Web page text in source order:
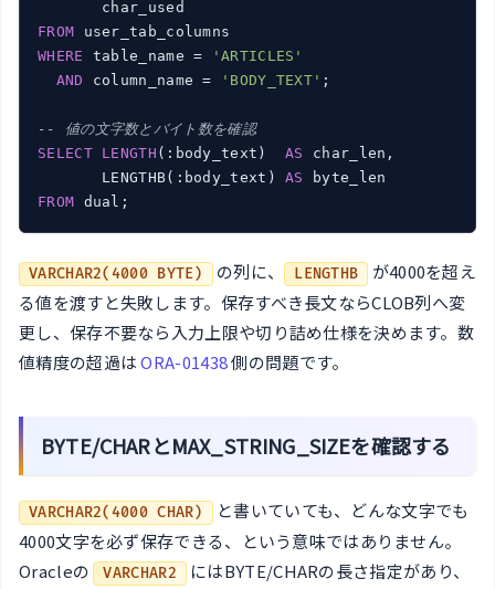
FROM
WHERE table_name =
'ARTICLES'
AND
column_name = 'BODY_TEXT' ;
-- 値の文字数とバイト数を確認
SELECT
LENGTH (:body_text) AS
char_len,
       LENGTHB(:body_text)
AS
FROM dual;
VARCHAR2(4000 BYTE) の列に、 LENGTHB
が4000を超え
る値を渡すと失敗します。保存すべき長文ならCLOB列へ変
更し、保存不要なら入力上限や切り詰め仕様を決めます。数
値精度の超過はORA-01438側の問題です。
BYTE/CHARとMAX_STRING_SIZEを確認する
VARCHAR2(4000 CHAR)
と書いていても、どんな文字でも
4000文字を必ず保存できる、という意味ではありません。
Oracleの VARCHAR2
にはBYTE/CHARの長さ指定があり、